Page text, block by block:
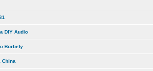
DIY Audio
Borbely
China